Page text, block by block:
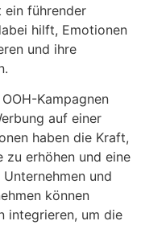
ein führender
hilft, Emotionen
und ihre
Kampagnen
auf einer
haben die Kraft,
erhöhen und eine
und
können
integrieren, um die